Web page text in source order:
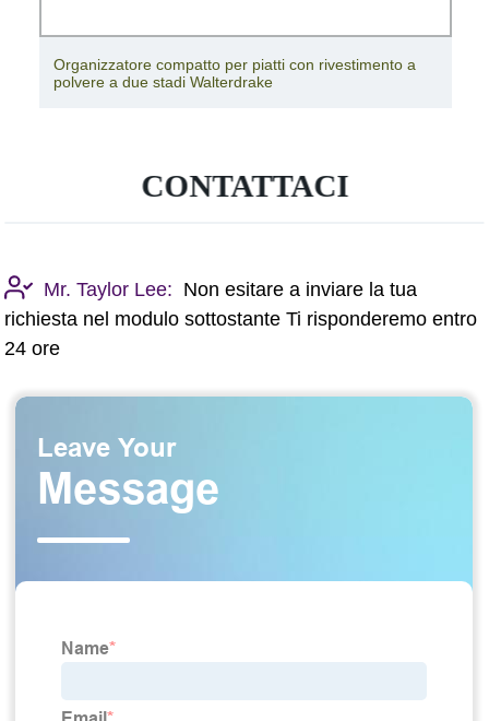
Organizzatore compatto per piatti con rivestimento a
polvere a due stadi Walterdrake
CONTATTACI
Mr. Taylor Lee: Non esitare a inviare la tua
richiesta nel modulo sottostante Ti risponderemo entro
24 ore